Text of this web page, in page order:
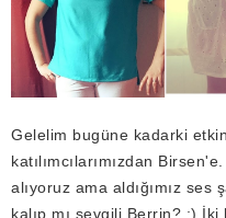
Gelelim bugüne kadarki
katılımcılarımızdan
alıyoruz ama aldığımız ses
kalıp mı sevgili Berrin? ;)